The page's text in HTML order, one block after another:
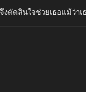
ตัดสินใจช่วยเธอแม้ว่าเ